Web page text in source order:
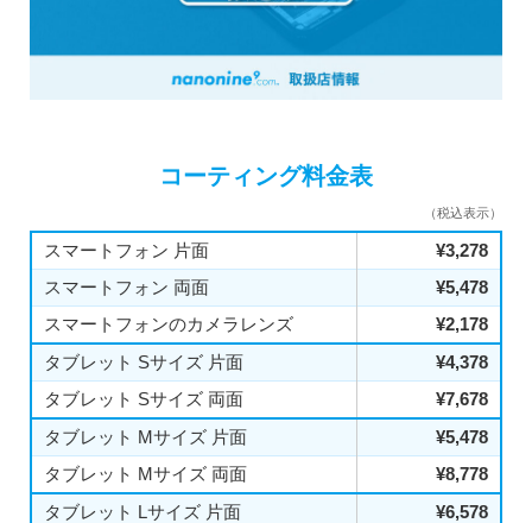
コーティング料金表
（税込表示）
スマートフォン 片面
¥3,278
スマートフォン 両面
¥5,478
スマートフォンのカメラレンズ
¥2,178
タブレット Sサイズ 片面
¥4,378
タブレット Sサイズ 両面
¥7,678
タブレット Mサイズ 片面
¥5,478
タブレット Mサイズ 両面
¥8,778
タブレット Lサイズ 片面
¥6,578